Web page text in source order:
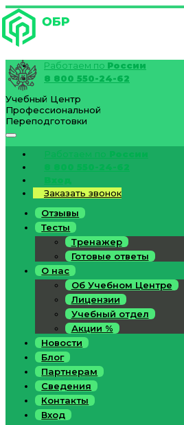
Работаем по России
8 800 550-24-62
Учебный Центр
Профессиональной
Переподготовки
Работаем по России
8 800 550-24-62
Вход
Заказать звонок
Отзывы
Тесты
Тренажер
Готовые ответы
О нас
Об Учебном Центре
Лицензии
Учебный отдел
Акции %
Новости
Блог
Партнерам
Сведения
Контакты
Вход